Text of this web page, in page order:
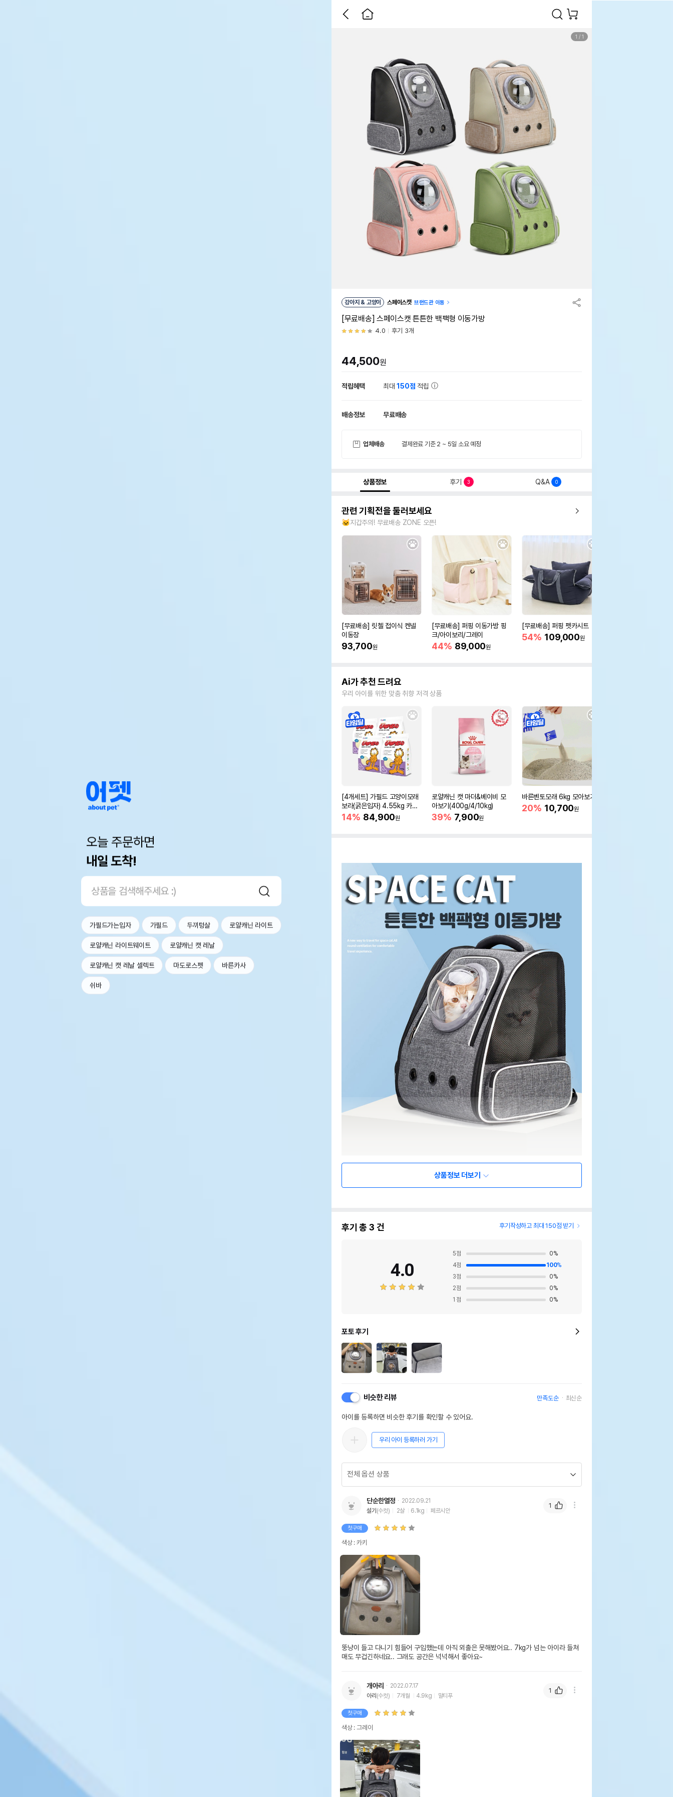
오늘 주문하면
내일 도착!
가필드가는입자 가필드 두끼텅살 로얄캐닌 라이트
로얄캐닌 라이트웨이트 로얄캐닌 캣 레날
로얄캐닌 캣 레날 셀렉트 마도로스펫 바른카사
쉬바
1 / 1
강아지 & 고양이 스페이스캣 브랜드관 이동
[무료배송] 스페이스캣 튼튼한 백팩형 이동가방
4.0 후기 3개
44,500원
적립혜택 최대150점 적립
배송정보 무료배송
업체배송 결제완료 기준 2 ~ 5일 소요 예정
상품정보 후기 3 Q&A 0
관련 기획전을 둘러보세요
🐱지갑주의! 무료배송 ZONE 오픈!
[무료배송] 릿첼 접이식 켄넬
이동장
93,700원
[무료배송] 퍼핑 이동가방 핑
크/아이보리/그레이
44% 89,000원
[무료배송] 퍼핑 펫카시트
54% 109,000원
Ai가 추천 드려요
우리 아이를 위한 맞춤 취향 저격 상품
[4개세트] 가필드 고양이모래
보라(굵은입자) 4.55kg 카사
바모래
14% 84,900원
로얄캐닌 캣 마더&베이비 모
아보기(400g/4/10kg)
39% 7,900원
바른벤토모래 6kg 모아보기
20% 10,700원
상품정보 더보기
후기 총 3 건 후기작성하고 최대 150점 받기
4.0
5점 0%
4점 100%
3점 0%
2점 0%
1 점 0%
포토 후기
비슷한 리뷰 만족도순 최신순
아이를 등록하면 비슷한 후기를 확인할 수 있어요.
우리 아이 등록하러 가기
단순한열정
2022.09.21
설기(수컷) 2살 6.1kg 페르시안
첫구매
색상 : 카키
뚱냥이 들고 다니기 힘들어 구입했는데 아직 외출은 못해봤어요.. 7kg가 넘는 아이라 들쳐
매도 무겁긴하네요.. 그래도 공간은 넉넉해서 좋아요~
1
개아리
2022.07.17
아리(수컷) 7개월 4.9kg 말티푸
첫구매
색상 : 그레이
1